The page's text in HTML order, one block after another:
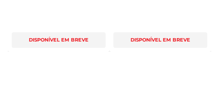
DISPONÍVEL EM BREVE DISPONÍVEL EM BREVE